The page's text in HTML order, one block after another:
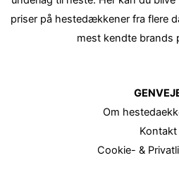
priser på hestedækkener fra flere
mest kendte brands
Om
Kontakt
Cookie- &